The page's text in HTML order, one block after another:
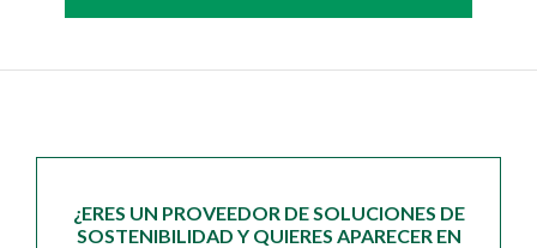
¿ERES UN PROVEEDOR DE SOLUCIONES DE
SOSTENIBILIDAD Y QUIERES APARECER EN